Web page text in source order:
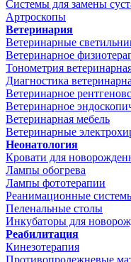
Системы для замены
Артроскопы
Ветеринария
Ветеринарные
Ветеринарное
Тонометрия
Диагностика
Ветеринарное
Ветеринарное
Ветеринарная мебель
Ветеринарные
Неонатология
Кровати для
Лампы обогрева
Лампы фототерапии
Реанимационные
Пеленальные столы
Инкубаторы для
Реабилитация
Кинезотерапия
Противопролежневые